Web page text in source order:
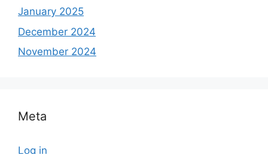
January 2025
December 2024
November 2024
Meta
Log in